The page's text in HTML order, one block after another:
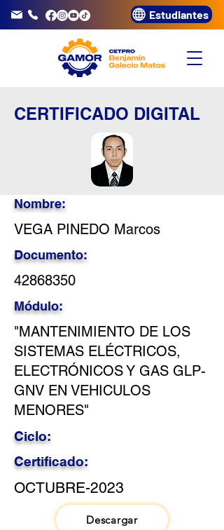
3320072 Estudiantes
CERTIFICADO DIGITAL
Nombre:
VEGA PINEDO Marcos
Documento:
42868350
Módulo:
"MANTENIMIENTO DE LOS
SISTEMAS ELÉCTRICOS,
ELECTRÓNICOS Y GAS GLP-
GNV EN VEHICULOS
MENORES"
Ciclo:
Certificado:
OCTUBRE-2023
Descargar